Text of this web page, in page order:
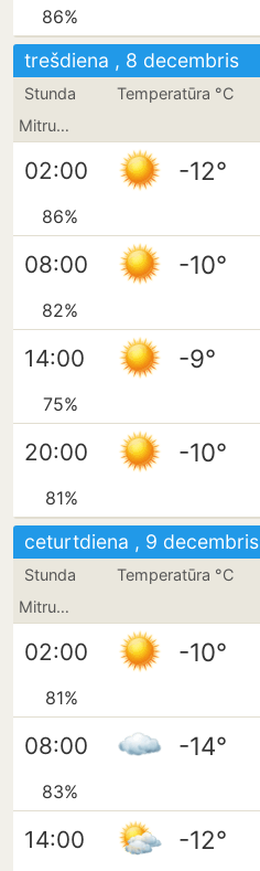
86%
trešdiena , 8 decembris
Stunda Temperatūra °C
Mitrums
02:00 -12°
86%
08:00 -10°
82%
14:00 -9°
75%
20:00 -10°
81%
ceturtdiena , 9 decembris
Stunda Temperatūra °C
Mitrums
02:00 -10°
81%
08:00 -14°
83%
14:00 -12°